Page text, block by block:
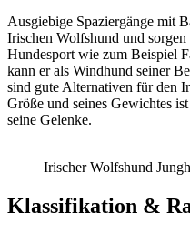
Ausgiebige Spaziergänge mit
Irischen Wolfshund und
Hundesport wie zum Beispiel
kann er als Windhund seiner
sind gute Alternativen für den
Größe und seines Gewichtes
seine Gelenke.
Irischer Wolfshund
Klassifikation &